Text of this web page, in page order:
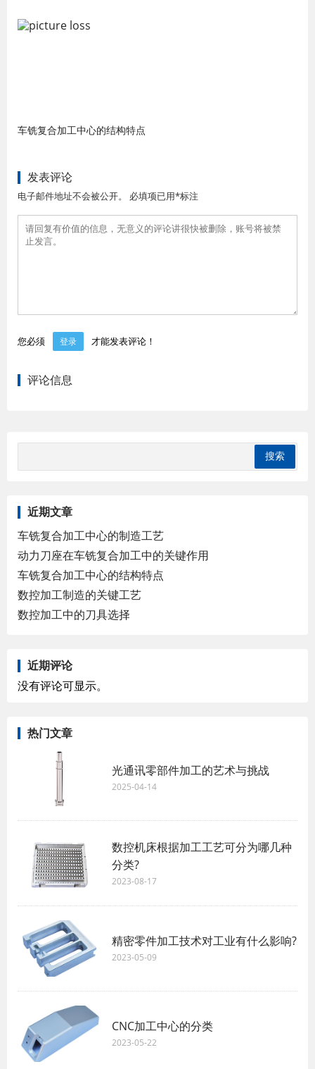
车铣复合加工中心的结构特点
发表评论
电子邮件地址不会被公开。 必填项已用*标注
您必须 登录 才能发表评论！
评论信息
近期文章
车铣复合加工中心的制造工艺
动力刀座在车铣复合加工中的关键作用
车铣复合加工中心的结构特点
数控加工制造的关键工艺
数控加工中的刀具选择
近期评论
没有评论可显示。
热门文章
光通讯零部件加工的艺术与挑战
2025-04-14
数控机床根据加工工艺可分为哪几种
分类?
2023-08-17
精密零件加工技术对工业有什么影响?
2023-05-09
CNC加工中心的分类 ​
2023-05-22